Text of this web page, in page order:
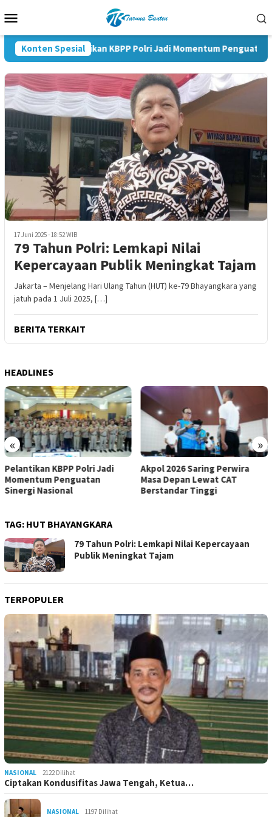
ke
Mobile
Konten Spesial
Pelantikan KBPP Polri Jadi Momentum Penguatan
17 Juni 2025 - 18:52 WIB
79 Tahun Polri: Lemkapi Nilai
Kepercayaan Publik Meningkat Tajam
Jakarta – Menjelang Hari Ulang Tahun (HUT) ke-79 Bhayangkara yang
jatuh pada 1 Juli 2025, […]
BERITA TERKAIT
HEADLINES
« »
Pelantikan KBPP Polri Jadi
Momentum Penguatan
Sinergi Nasional
Akpol 2026 Saring Perwira
Masa Depan Lewat CAT
Berstandar Tinggi
TAG: HUT BHAYANGKARA
79 Tahun Polri: Lemkapi Nilai Kepercayaan
Publik Meningkat Tajam
TERPOPULER
NASIONAL 2122 Dilihat
Ciptakan Kondusifitas Jawa Tengah, Ketua…
NASIONAL 1197 Dilihat